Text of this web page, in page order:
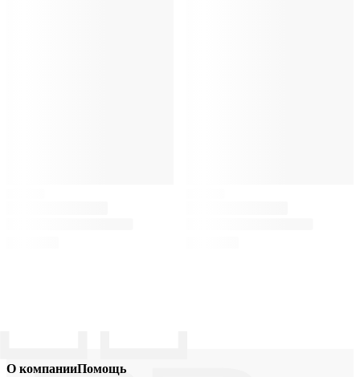
О компанииПомощь